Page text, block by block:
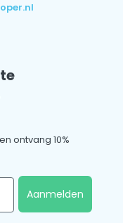
ontvang 10%
Aanmelden